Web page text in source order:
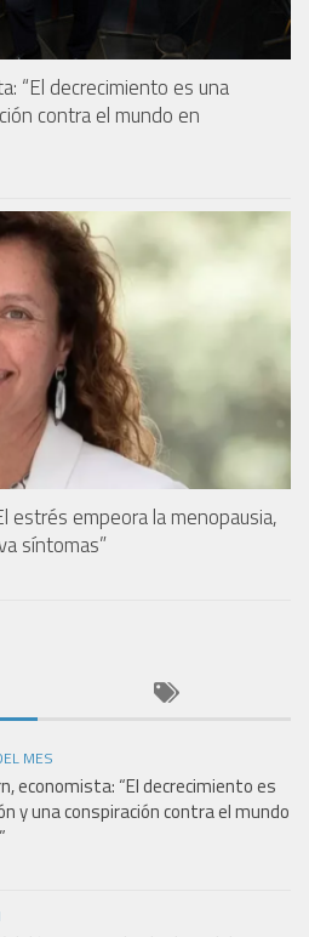
“El decrecimiento es una
contra el mundo en
estrés empeora la menopausia,
síntomas”
MES
economista: “El decrecimiento es
y una conspiración contra el mundo